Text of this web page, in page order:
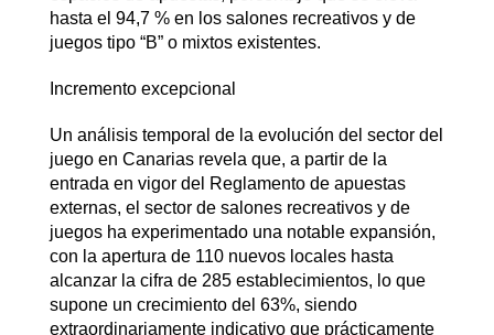
hasta el 94,7 % en los salones recreativos y de
juegos tipo “B” o mixtos existentes.
Incremento excepcional
Un análisis temporal de la evolución del sector del
juego en Canarias revela que, a partir de la
entrada en vigor del Reglamento de apuestas
externas, el sector de salones recreativos y de
juegos ha experimentado una notable expansión,
con la apertura de 110 nuevos locales hasta
alcanzar la cifra de 285 establecimientos, lo que
supone un crecimiento del 63%, siendo
extraordinariamente indicativo que prácticamente